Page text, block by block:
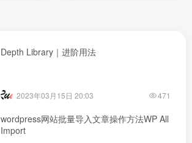
Depth Library｜进阶用法
2023年03月15日 20:03 471
wordpress网站批量导入文章操作方法WP All
Import